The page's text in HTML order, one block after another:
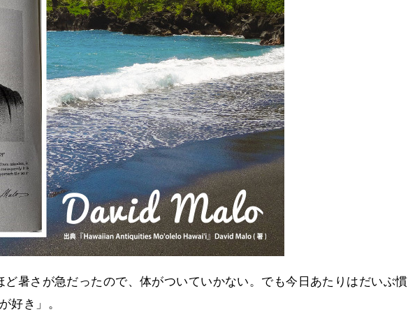
ど暑さが急だったので、体がついていかない。でも今日あたりはだいぶ慣
好き」。